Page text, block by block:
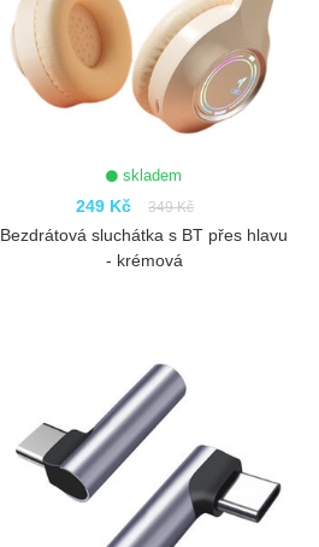
skladem
249 Kč 349 Kč
Bezdrátová sluchátka s BT přes hlavu
- krémová